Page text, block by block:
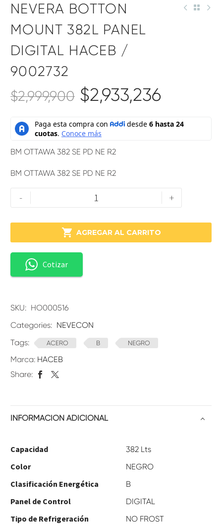
NEVERA BOTTON
MOUNT 382L PANEL
DIGITAL HACEB /
9002732
$2,999,900 $2,933,236
BM OTTAWA 382 SE PD NE R2
BM OTTAWA 382 SE PD NE R2
- +
 AGREGAR AL CARRITO
Cotizar
SKU: HO000516
Categories: NEVECON
Tags:
ACERO B NEGRO
Marca: HACEB
Share:
INFORMACIÓN ADICIONAL
Capacidad 382 Lts
Color NEGRO
Clasificación Energética B
Panel de Control DIGITAL
Tipo de Refrigeración NO FROST